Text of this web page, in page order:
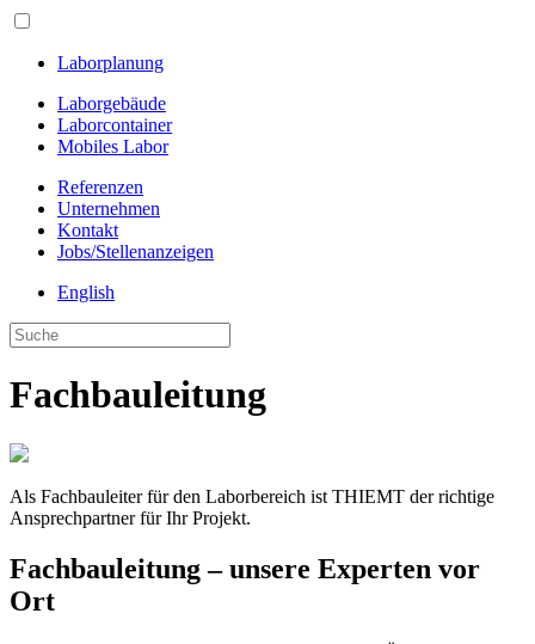
Laborplanung
Laborgebäude
Laborcontainer
Mobiles Labor
Referenzen
Unternehmen
Kontakt
Jobs/Stellenanzeigen
English
Fachbauleitung
Als Fachbauleiter für den Laborbereich ist THIEMT der richtige
Ansprechpartner für Ihr Projekt.
Fachbauleitung – unsere Experten vor
Ort